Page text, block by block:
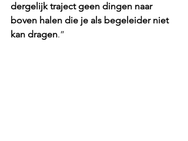
dergelijk traject geen dingen naar
boven halen die je als begeleider niet
kan dragen.”